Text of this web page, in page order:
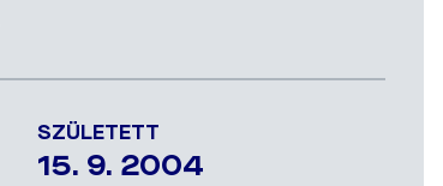
SZÜLETETT
15. 9. 2004